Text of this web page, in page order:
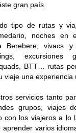
gran país.
tipo de rutas y
noches en
Berebere, vivacs
excursiones
BTT… rutas
viaje una experiencia
servicios tanto
grupos, viajes
con los viajeros a lo
aprender varios